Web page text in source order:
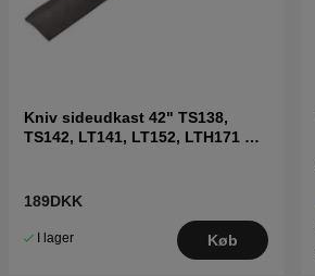
Kniv sideudkast 42" TS138,
TS142, LT141, LT152, LTH171 og
189DKK
I lager Køb